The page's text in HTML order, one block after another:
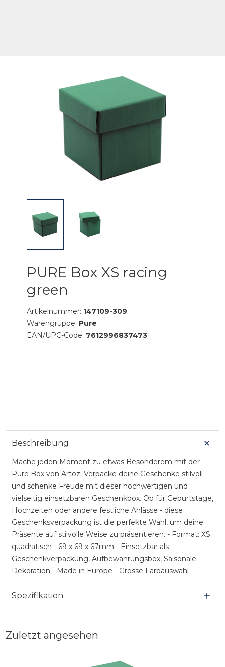
PURE Box XS racing
green
Artikelnummer: 147109-309
Warengruppe: Pure
EAN/UPC-Code: 7612996837473
Beschreibung
Mache jeden Moment zu etwas Besonderem mit der
Pure Box von Artoz. Verpacke deine Geschenke stilvoll
und schenke Freude mit dieser hochwertigen und
vielseitig einsetzbaren Geschenkbox. Ob für Geburtstage,
Hochzeiten oder andere festliche Anlässe - diese
Geschenksverpackung ist die perfekte Wahl, um deine
Präsente auf stilvolle Weise zu präsentieren. - Format: XS
quadratisch - 69 x 69 x 67mm - Einsetzbar als
Geschenkverpackung, Aufbewahrungsbox, Saisonale
Dekoration - Made in Europe - Grosse Farbauswahl
Spezifikation
Zuletzt angesehen